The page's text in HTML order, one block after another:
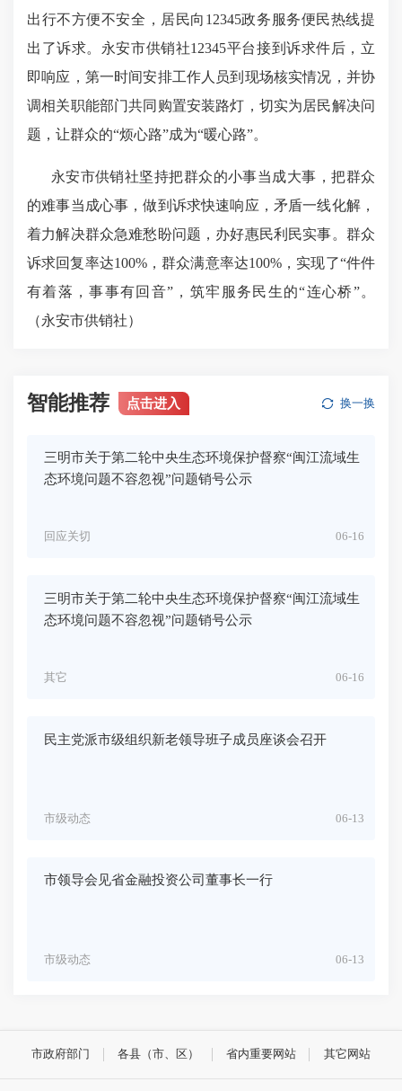
出行不方便不安全，居民向12345政务服务便民热线提
出了诉求。永安市供销社12345平台接到诉求件后，立
即响应，第一时间安排工作人员到现场核实情况，并协
调相关职能部门共同购置安装路灯，切实为居民解决问
题，让群众的“烦心路”成为“暖心路”。
永安市供销社坚持把群众的小事当成大事，把群众
的难事当成心事，做到诉求快速响应，矛盾一线化解，
着力解决群众急难愁盼问题，办好惠民利民实事。群众
诉求回复率达100%，群众满意率达100%，实现了“件件
有着落，事事有回音”，筑牢服务民生的“连心桥”。
（永安市供销社）
智能推荐 点击进入 换一换
三明市关于第二轮中央生态环境保护督察“闽江流域生
态环境问题不容忽视”问题销号公示
06-16
回应关切
三明市关于第二轮中央生态环境保护督察“闽江流域生
态环境问题不容忽视”问题销号公示
06-16
其它
民主党派市级组织新老领导班子成员座谈会召开
06-13
市级动态
市领导会见省金融投资公司董事长一行
06-13
市级动态
市政府部门 各县（市、区） 省内重要网站 其它网站